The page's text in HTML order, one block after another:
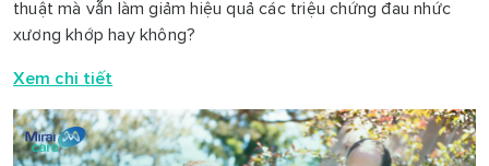
thuật mà vẫn làm giảm hiệu quả các triệu chứng đau nhức
xương khớp hay không?
Xem chi tiết